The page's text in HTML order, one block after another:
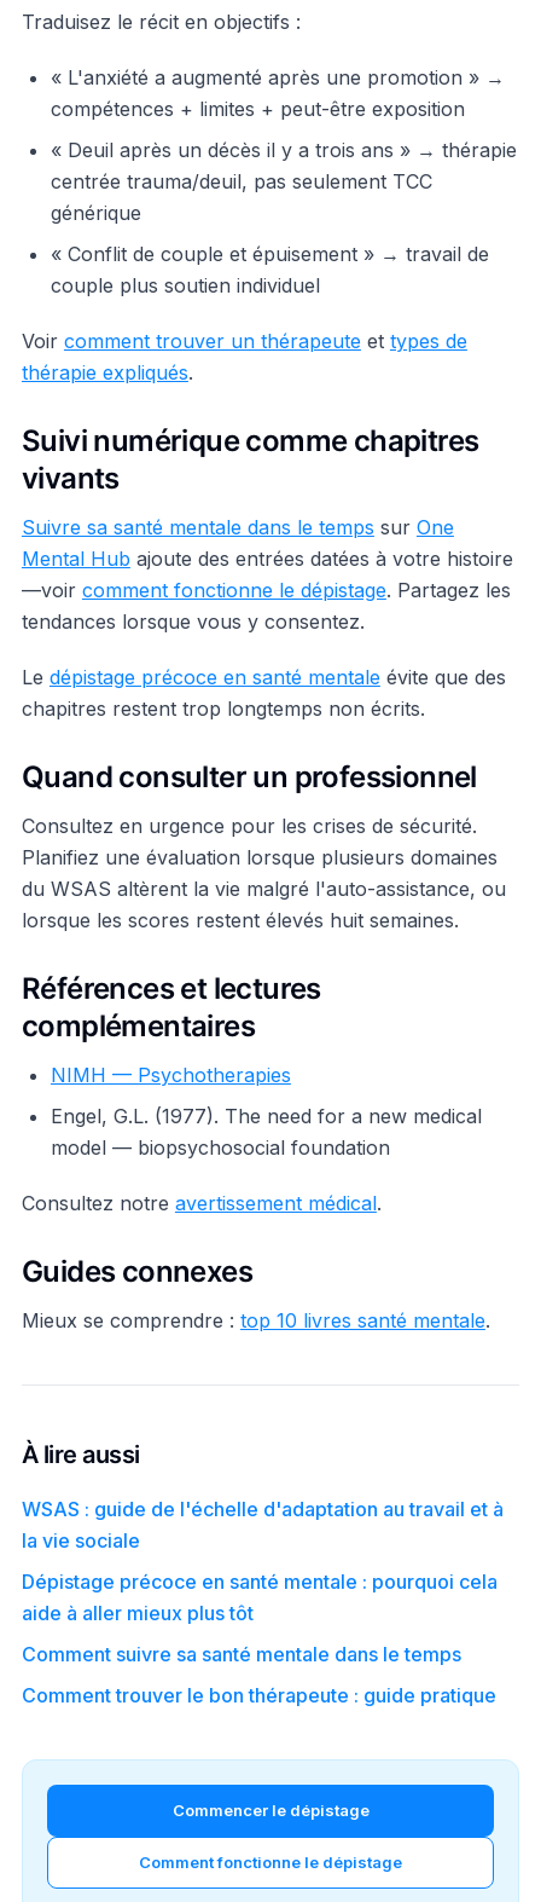
Traduisez le récit en objectifs :
« L'anxiété a augmenté après une promotion » →
compétences + limites + peut-être exposition
« Deuil après un décès il y a trois ans » → thérapie
centrée trauma/deuil, pas seulement TCC
générique
« Conflit de couple et épuisement » → travail de
couple plus soutien individuel
Voir comment trouver un thérapeuteet types de
thérapie expliqués.
Suivi numérique comme chapitres
vivants
Suivre sa santé mentale dans le temps sur One
Mental Hub ajoute des entrées datées à votre histoire
—voir comment fonctionne le dépistage. Partagez les
tendances lorsque vous y consentez.
Le dépistage précoce en santé mentaleévite que des
chapitres restent trop longtemps non écrits.
Quand consulter un professionnel
Consultez en urgence pour les crises de sécurité.
Planifiez une évaluation lorsque plusieurs domaines
du WSAS altèrent la vie malgré l'auto-assistance, ou
lorsque les scores restent élevés huit semaines.
Références et lectures
complémentaires
NIMH — Psychotherapies
Engel, G.L. (1977). The need for a new medical
model — biopsychosocial foundation
Consultez notre avertissement médical.
Guides connexes
Mieux se comprendre : top 10 livres santé mentale.
À lire aussi
WSAS : guide de l'échelle d'adaptation au travail et à
la vie sociale
Dépistage précoce en santé mentale : pourquoi cela
aide à aller mieux plus tôt
Comment suivre sa santé mentale dans le temps
Comment trouver le bon thérapeute : guide pratique
Commencer le dépistage
Comment fonctionne le dépistage